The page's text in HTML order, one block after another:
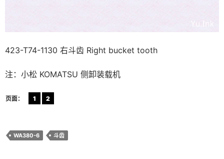
423-T74-1130 右斗齿 Right bucket tooth
注：小松 KOMATSU 侧卸装载机
页面： 1 2
WA380-6 斗齿